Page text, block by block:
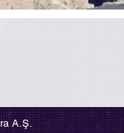
A.Ş.